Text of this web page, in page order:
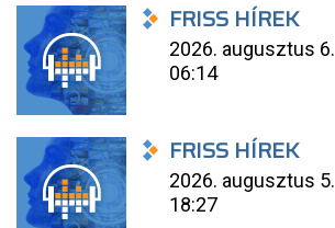
FRISS HÍREK
2026. augusztus 6.
06:14
FRISS HÍREK
2026. augusztus 5.
18:27